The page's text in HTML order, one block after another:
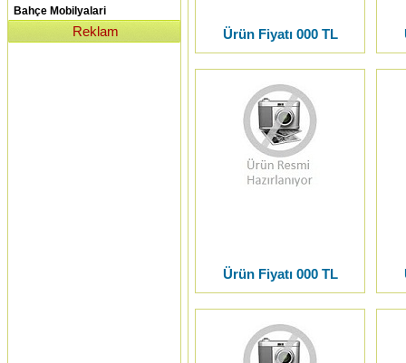
Bahçe Mobilyalari
Reklam Ürün Fiyatı 000 TL
Ürün Fiyatı 000 TL